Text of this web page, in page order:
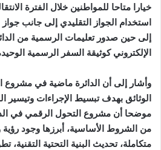
خيارا متاحا للمواطنين خلال الفترة
استخدام الجواز التقليدي إلى جانب جواز
إلى حين صدور تعليمات الرسمية من
الإلكتروني كوثيقة السفر الرسمية
وأشار إلى أن الدائرة ماضية في مشروع
الوثائق بهدف تبسيط الإجراءات وتيسير
موضحا أن مشروع التحول الرقمي في
من الشروط الأساسية، أبرزها وجود رؤية
متكاملة، تحديث البنية التحتية التقنية،